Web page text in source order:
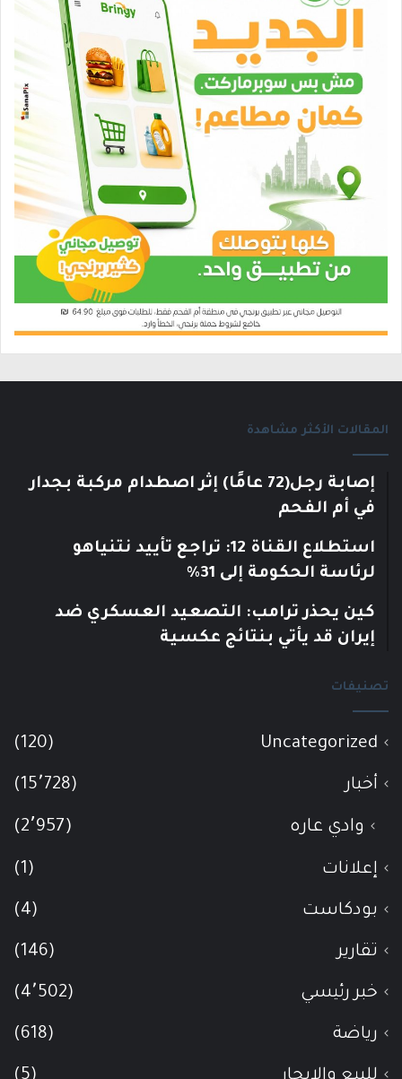
المقالات الأكثر مشاهدة
إصابة رجل(72 عامًا) إثر اصطدام مركبة بجدار
في أم الفحم
استطلاع القناة 12: تراجع تأييد نتنياهو
لرئاسة الحكومة إلى 31%
كين يحذر ترامب: التصعيد العسكري ضد
إيران قد يأتي بنتائج عكسية
تصنيفات
Uncategorized
(120)
أخبار (15٬728)
وادي عاره (2٬957)
إعلانات (1)
بودكاست (4)
تقارير (146)
خبر رئيسي (4٬502)
رياضة (618)